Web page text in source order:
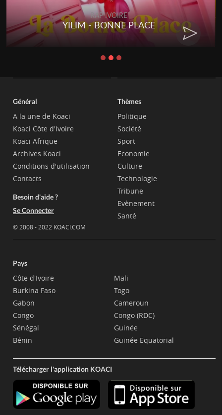
RAP IVOIRE
YILIM - BONNE PLACE
Général
A la une de Koaci
Koaci Côte d'Ivoire
Koaci Afrique
Archives Koaci
Conditions d'utilisation
Contacts
Besoin d'aide ?
Se Connecter
© 2008 - 2022 KOACI.COM
Thèmes
Politique
Société
Sport
Economie
Culture
Technologie
Tribune
Evènement
Santé
Pays
Côte d'Ivoire
Burkina Faso
Gabon
Congo
Sénégal
Bénin
Mali
Togo
Cameroun
Congo (RDC)
Guinée
Guinée Equatorial
Télécharger l'application KOACI